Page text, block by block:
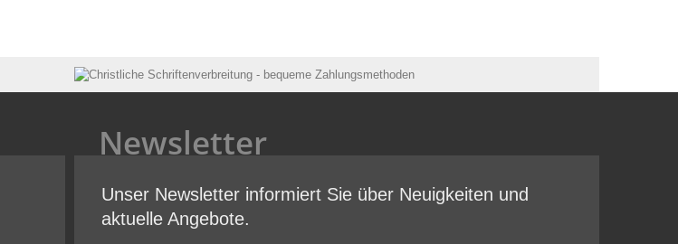
Newsletter
Unser Newsletter informiert Sie über Neuigkeiten und
aktuelle Angebote.